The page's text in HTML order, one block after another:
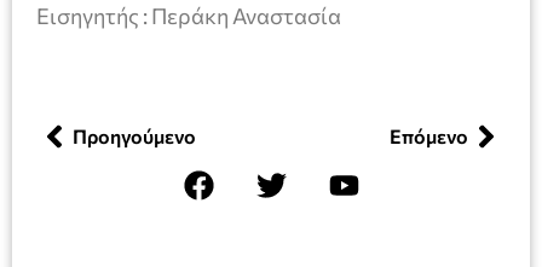
Εισηγητής : Περάκη Αναστασία
Προηγούμενο Επόμενο